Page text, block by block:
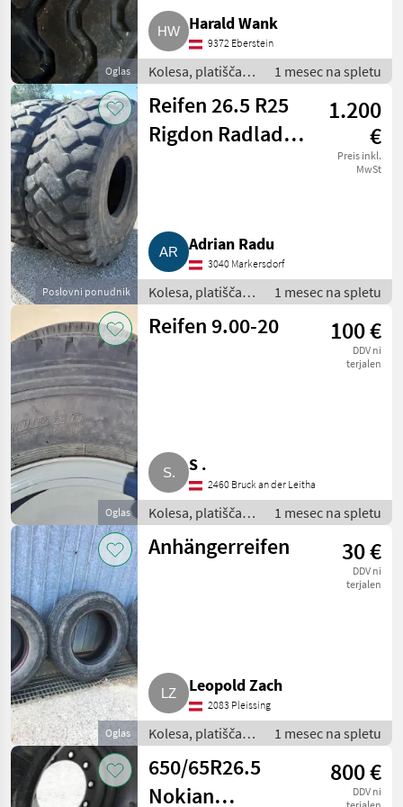
Oglas
Harald Wank
9372 Eberstein
Kolesa, platišča in
pnevmatike /
Pnevmatika za
priklopnik
1 mesec na spletu
Poslovni ponudnik
Reifen 26.5 R25
Rigdon Radlader
1.200
€
Preis inkl.
MwSt
Adrian Radu
3040 Markersdorf
Kolesa, platišča in
pnevmatike /
Pnevmatika za
1 mesec na spletu
Oglas
Reifen 9.00-20 100 €
DDV ni
terjalen
S .
2460 Bruck an der Leitha
Kolesa, platišča in
pnevmatike /
Pnevmatika za
1 mesec na spletu
Oglas
Anhängerreifen 30 €
DDV ni
terjalen
Leopold Zach
2083 Pleissing
Kolesa, platišča in
pnevmatike /
Pnevmatika za
priklopnik
1 mesec na spletu
650/65R26.5
Nokian
800 €
DDV ni